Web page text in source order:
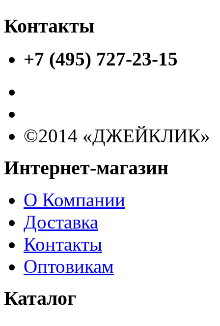
Контакты
+7 (495) 727-23-15
©2014 «ДЖЕЙКЛИК»
Интернет-магазин
О Компании
Доставка
Контакты
Оптовикам
Каталог